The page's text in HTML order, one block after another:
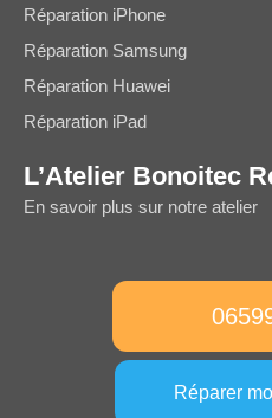
Réparation iPhone
Réparation Samsung
Réparation Huawei
Réparation iPad
L’Atelier Bonoitec
En savoir plus sur notre atelier
Réparer